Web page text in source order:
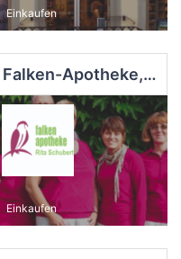
Einkaufen
Falken-Apotheke, Hammelburg
Einkaufen